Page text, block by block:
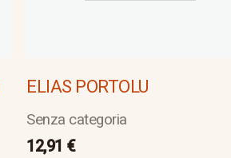
ELIAS PORTOLU
Senza categoria
12,91 €